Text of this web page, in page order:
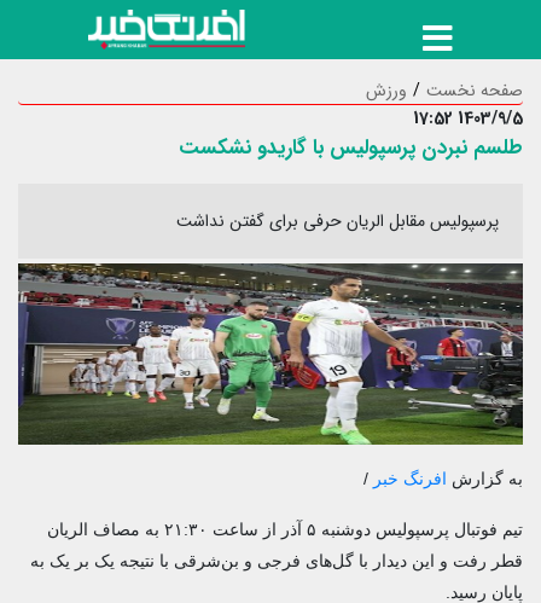
صفحه نخست
ورزش
1403/9/5 17:52
طلسم نبردن پرسپولیس با گاریدو نشکست
پرسپولیس مقابل الریان حرفی برای گفتن نداشت
به گزارش افرنگ خبر /
تیم فوتبال پرسپولیس دوشنبه ۵ آذر از ساعت ۲۱:۳۰ به مصاف الریان
قطر رفت و این دیدار با گل‌های فرجی و بن‌شرقی با نتیجه یک بر یک به
پایان رسید.